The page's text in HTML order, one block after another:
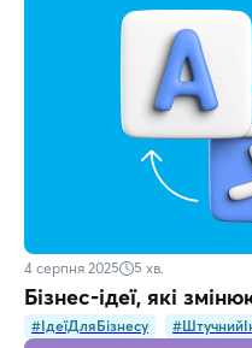
4 серпня 2025 5 хв.
Бізнес-ідеї, які
#ІдеїДляБізнесу